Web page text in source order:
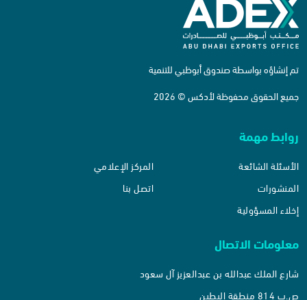
تم إنشاؤه بواسطة صندوق أبوظبي للتنمية
جميع الحقوق محفوظة لأدكس © 2026
روابط مهمة
الأسئلة الشائعة
المركز الإعلامي
المنشورات
اتصل بنا
إخلاء المسؤولية
معلومات الاتصال
شارع الملك عبدالله بن عبدالعزيز آل سعود
ص.ب 814 منطقة البطين